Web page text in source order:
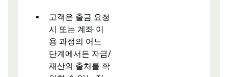
고객은 출금 요청
시 또는 계좌 이
용 과정의 어느
단계에서든 자금/
재산의 출처를 확